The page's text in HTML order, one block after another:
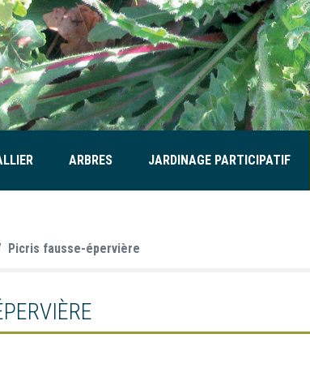
ARBRES JARDINAGE PARTICIPATIF
Picris fausse-épervière